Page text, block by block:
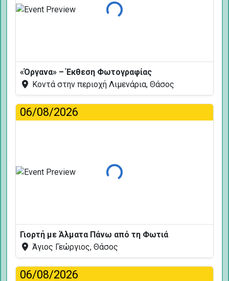
Φόρτωση...
«Όργανα» – Έκθεση Φωτογραφίας
Κοντά στην περιοχή Λιμενάρια, Θάσος
06/08/2026
Φόρτωση...
Γιορτή με Άλματα Πάνω από τη Φωτιά
Άγιος Γεώργιος, Θάσος
06/08/2026